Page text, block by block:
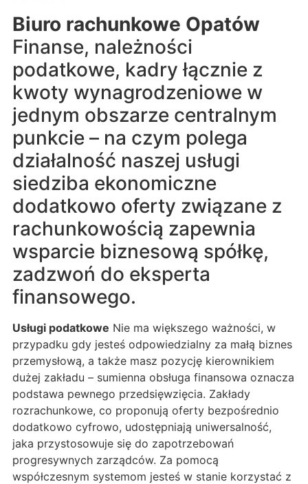
Biuro rachunkowe Opatów
Finanse, należności
podatkowe, kadry łącznie z
kwoty wynagrodzeniowe w
jednym obszarze centralnym
punkcie – na czym polega
działalność naszej usługi
siedziba ekonomiczne
dodatkowo oferty związane z
rachunkowością zapewnia
wsparcie biznesową spółkę,
zadzwoń do eksperta
finansowego.
Usługi podatkowe Nie ma większego ważności, w
przypadku gdy jesteś odpowiedzialny za małą biznes
przemysłową, a także masz pozycję kierownikiem
dużej zakładu – sumienna obsługa finansowa oznacza
podstawa pewnego przedsięwzięcia. Zakłady
rozrachunkowe, co proponują oferty bezpośrednio
dodatkowo cyfrowo, udostępniają uniwersalność,
jaka przystosowuje się do zapotrzebowań
progresywnych zarządców. Za pomocą
współczesnym systemom jesteś w stanie korzystać z